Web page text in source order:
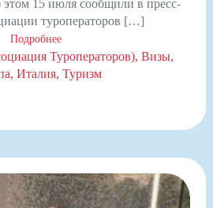
15 июля сообщили в пресс-
туроператоров […]
Подробнее
Туроператоров) Визы
Италия Туризм